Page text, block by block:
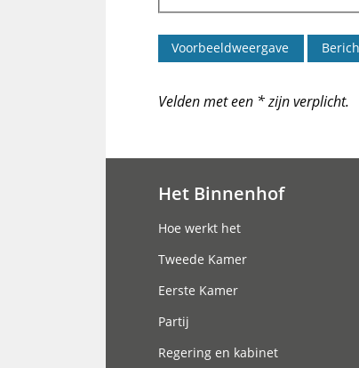
Velden met een * zijn verplicht.
Het Binnenhof
Hoe werkt het
Tweede Kamer
Eerste Kamer
Partij
Regering en kabinet